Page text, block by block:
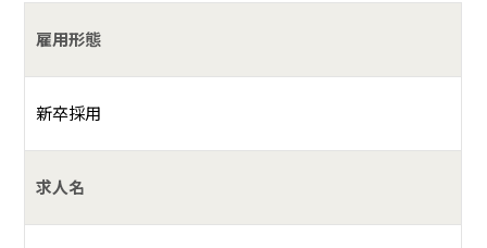
ーム、小規模多機能型居宅介護事業所、配食サービス、学童保
育施設など
雇用形態
新卒採用
求人名